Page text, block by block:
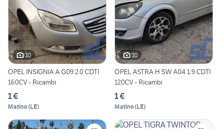
10
OPEL INSIGNIA A G09 2.0 CDTI
160CV - Ricambi
1 €
Matino(LE)
10
OPEL ASTRA H SW A04 1.9 CDTI
120CV - Ricambi
1 €
Matino(LE)